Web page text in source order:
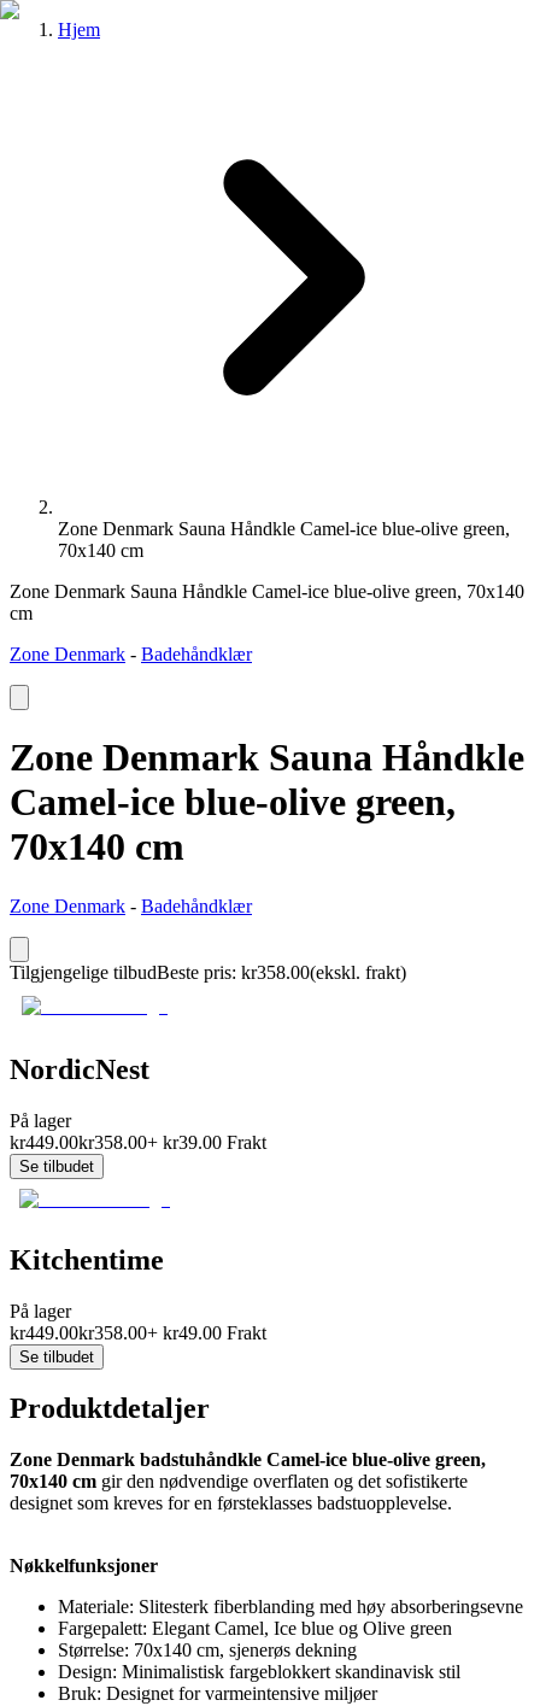
Hjem
Zone Denmark Sauna Håndkle Camel-ice blue-olive green,
70x140 cm
Zone Denmark Sauna Håndkle Camel-ice blue-olive green, 70x140
cm
Zone Denmark - Badehåndklær
Zone Denmark Sauna Håndkle
Camel-ice blue-olive green,
70x140 cm
Zone Denmark - Badehåndklær
Tilgjengelige tilbudBeste pris: kr358.00(ekskl. frakt)
NordicNest
På lager
kr449.00kr358.00+ kr39.00 Frakt
Se tilbudet
Kitchentime
På lager
kr449.00kr358.00+ kr49.00 Frakt
Se tilbudet
Produktdetaljer
Zone Denmark badstuhåndkle Camel-ice blue-olive green,
70x140 cm gir den nødvendige overflaten og det sofistikerte
designet som kreves for en førsteklasses badstuopplevelse.
Nøkkelfunksjoner
Materiale: Slitesterk fiberblanding med høy absorberingsevne
Fargepalett: Elegant Camel, Ice blue og Olive green
Størrelse: 70x140 cm, sjenerøs dekning
Design: Minimalistisk fargeblokkert skandinavisk stil
Bruk: Designet for varmeintensive miljøer